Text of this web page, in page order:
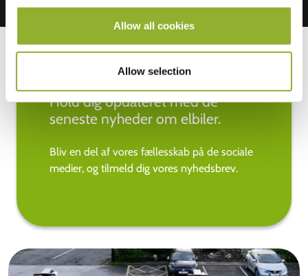
Allow all cookies
Allow selection
Hold dig opdateret med de
seneste nyheder om elbiler.
Bliv en del af vores fællesskab på de sociale
medier, og tilmeld dig vores nyhedsbrev.